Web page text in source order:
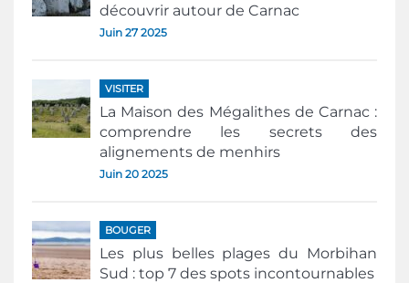
découvrir autour de Carnac
Juin 27 2025
VISITER
La Maison des Mégalithes de Carnac :
comprendre les secrets des
alignements de menhirs
Juin 20 2025
BOUGER
Les plus belles plages du Morbihan
Sud : top 7 des spots incontournables